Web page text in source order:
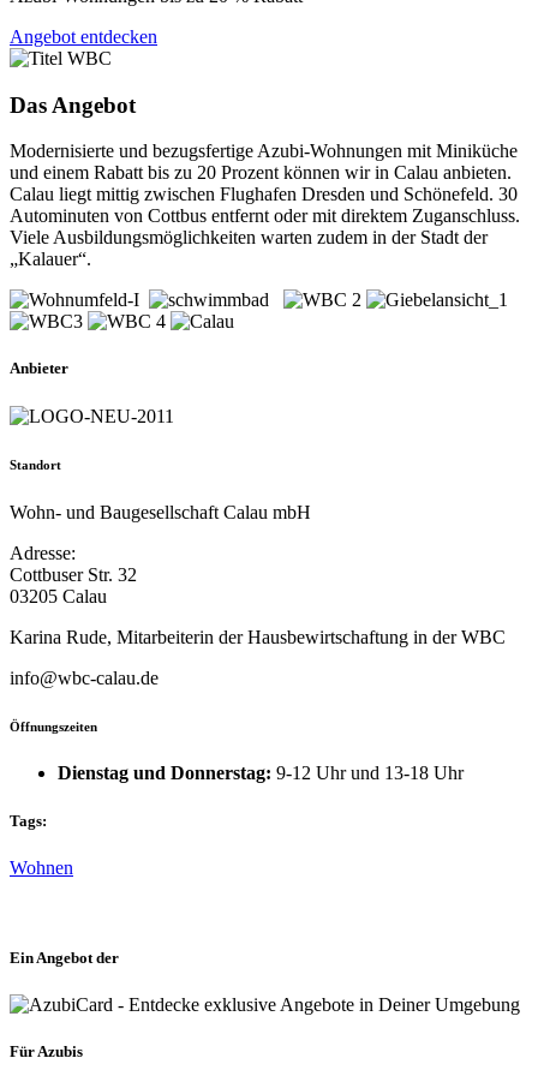
Angebot entdecken
Das Angebot
Modernisierte und bezugsfertige Azubi-Wohnungen mit Miniküche
und einem Rabatt bis zu 20 Prozent können wir in Calau anbieten.
Calau liegt mittig zwischen Flughafen Dresden und Schönefeld. 30
Autominuten von Cottbus entfernt oder mit direktem Zuganschluss.
Viele Ausbildungsmöglichkeiten warten zudem in der Stadt der
„Kalauer“.
Anbieter
Standort
Wohn- und Baugesellschaft Calau mbH
Adresse:
Cottbuser Str. 32
03205 Calau
Karina Rude, Mitarbeiterin der Hausbewirtschaftung in der WBC
info@wbc-calau.de
Öffnungszeiten
Dienstag und Donnerstag: 9-12 Uhr und 13-18 Uhr
Tags:
Wohnen
Ein Angebot der
Für Azubis